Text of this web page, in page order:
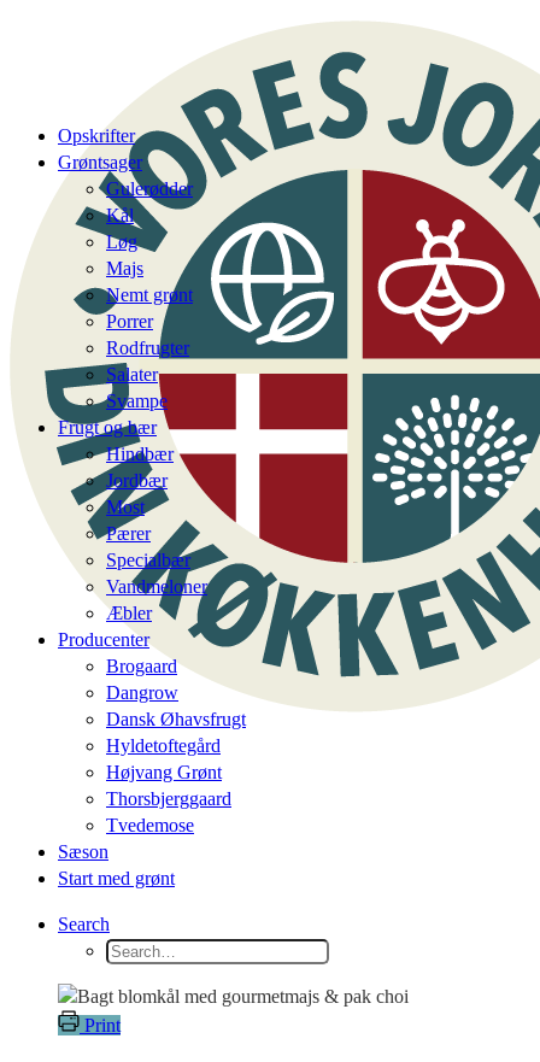
Opskrifter
Grøntsager
Gulerødder
Kål
Løg
Majs
Nemt grønt
Porrer
Rodfrugter
Salater
Svampe
Frugt og bær
Hindbær
Jordbær
Most
Pærer
Specialbær
Vandmeloner
Æbler
Producenter
Brogaard
Dangrow
Dansk Øhavsfrugt
Hyldetoftegård
Højvang Grønt
Thorsbjerggaard
Tvedemose
Sæson
Start med grønt
Search
Print